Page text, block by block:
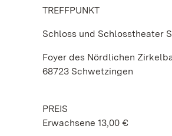
TREFFPUNKT
Schloss und Schlosstheater
Foyer des Nördlichen
68723 Schwetzingen
PREIS
Erwachsene 13,00 €